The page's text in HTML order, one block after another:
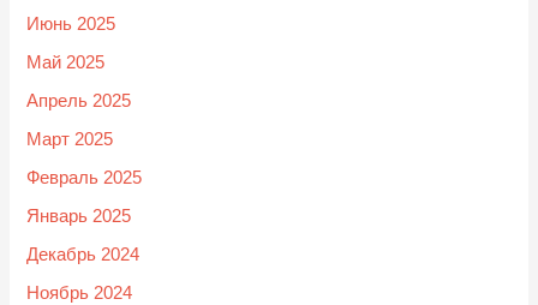
Июнь 2025
Май 2025
Апрель 2025
Март 2025
Февраль 2025
Январь 2025
Декабрь 2024
Ноябрь 2024